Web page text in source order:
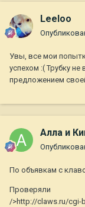
Leeloo
Увы, все мои
успехом :( Трубку
предложением
Алла и
По объявкам с
Проверяли
/>http://claws.ru/cgi-